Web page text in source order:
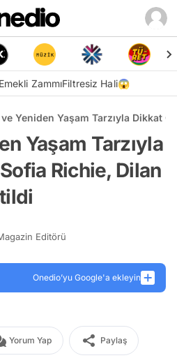
ZammıFiltresiz Hali😱
Yeniden Yaşam Tarzıyla Dikkat
Yaşam Tarzıyla
Richie, Dilan
Editörü
Onedio’yu Google'a ekleyin
Yorum Yap Paylaş